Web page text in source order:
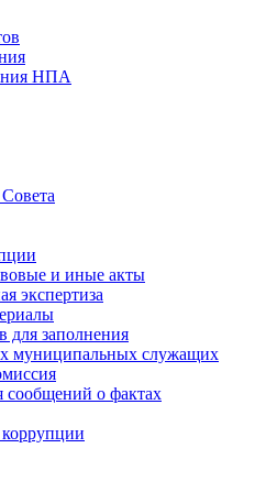
НПА
и иные акты
экспертиза
заполнения
муниципальных служащих
сообщений о фактах